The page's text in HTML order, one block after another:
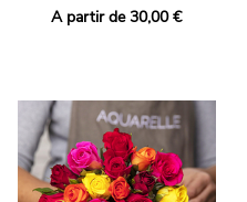
A partir de 30,00 €